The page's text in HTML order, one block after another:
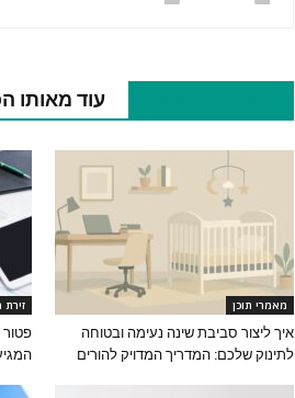
עוד מאותו
מאמרי תוכן
איך ליצור סביבת שינה נעימה ובטוחה
לתינוק שלכם: המדריך המדויק להורים